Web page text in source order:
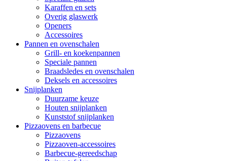
Karaffen en sets
Overig glaswerk
Openers
Accessoires
Pannen en ovenschalen
Grill- en koekenpannen
Speciale pannen
Braadsledes en ovenschalen
Deksels en accessoires
Snijplanken
Duurzame keuze
Houten snijplanken
Kunststof snijplanken
Pizzaovens en barbecue
Pizzaovens
Pizzaoven-accessoires
Barbecue-gereedschap